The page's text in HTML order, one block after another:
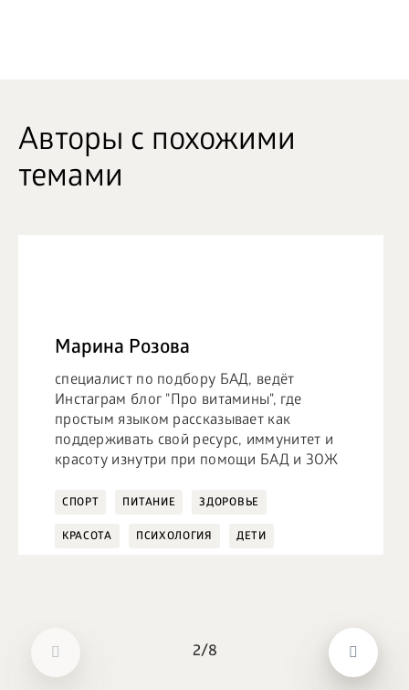
Авторы с похожими
темами
2/8
Марина Розова
специалист по подбору БАД, ведёт
Инстаграм блог "Про витамины", где
простым языком рассказывает как
поддерживать свой ресурс, иммунитет и
красоту изнутри при помощи БАД и ЗОЖ
СПОРТ ПИТАНИЕ ЗДОРОВЬЕ
КРАСОТА ПСИХОЛОГИЯ ДЕТИ